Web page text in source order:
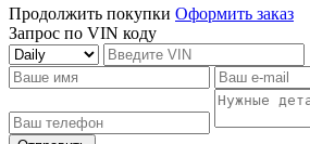
Продолжить покупки Оформить заказ
Запрос по VIN коду